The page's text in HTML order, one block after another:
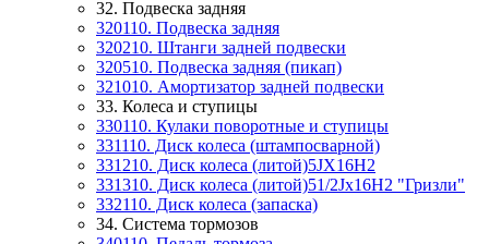
32. Подвеска задняя
320110. Подвеска задняя
320210. Штанги задней подвески
320510. Подвеска задняя (пикап)
321010. Амортизатор задней подвески
33. Колеса и ступицы
330110. Кулаки поворотные и ступицы
331110. Диск колеса (штампосварной)
331210. Диск колеса (литой)5JX16H2
331310. Диск колеса (литой)51/2Jx16H2 "Гризли"
332110. Диск колеса (запаска)
34. Система тормозов